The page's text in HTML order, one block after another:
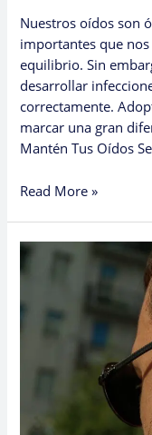
Nuestros oídos son
importantes que
equilibrio. Sin
desarrollar
correctamente.
marcar una gran
Mantén Tus Oídos
Read More »
🦻
Basic
Health: